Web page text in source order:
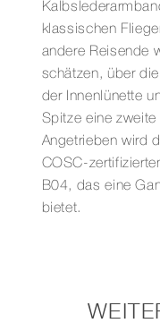
klassischen
andere Reisende
schätzen, über
der Innenlünette
Spitze eine
Angetrieben wird
COSC-
B04, das eine
bietet.